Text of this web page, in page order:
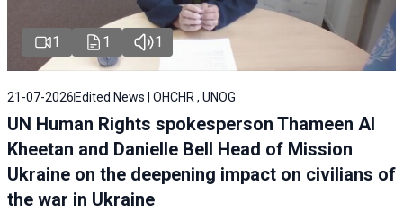
1 1 1
21-07-2026 Edited News | OHCHR , UNOG
UN Human Rights spokesperson Thameen Al
Kheetan and Danielle Bell Head of Mission
Ukraine on the deepening impact on civilians of
the war in Ukraine